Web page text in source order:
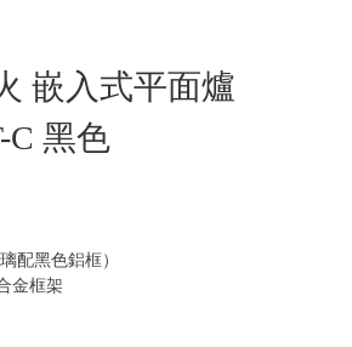
嵌入式平面爐
C 黑色
配黑色鋁框）
金框架